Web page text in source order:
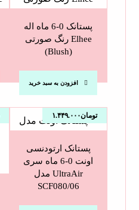
پستانک 0-6 ماه اله
Elhee رنگ صورتی
(Blush)
افزودن به سبد خرید
پستانک ارتودنسی
اونت 0-6 ماه سری
UltraAir مدل
SCF080/06
تومان۱.۴۴۹.۰۰۰